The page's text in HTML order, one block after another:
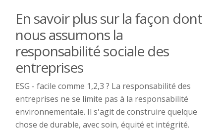
En savoir plus sur la façon dont
nous assumons la
responsabilité sociale des
entreprises
ESG - facile comme 1,2,3 ? La responsabilité des
entreprises ne se limite pas à la responsabilité
environnementale. Il s'agit de construire quelque
chose de durable, avec soin, équité et intégrité.